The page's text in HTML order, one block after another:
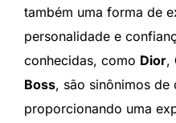
também uma forma de
personalidade e
conhecidas, como Dior,
Boss, são sinônimos de
proporcionando uma